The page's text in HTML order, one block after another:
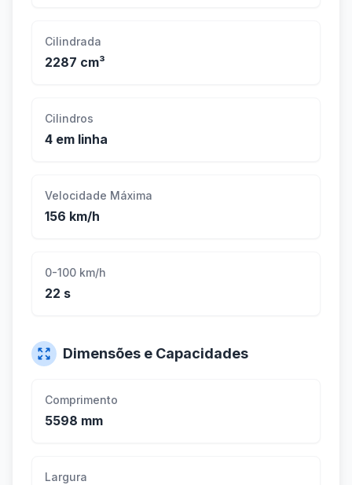
Cilindrada
2287 cm³
Cilindros
4 em linha
Velocidade Máxima
156 km/h
0-100 km/h
22 s
Dimensões e Capacidades
Comprimento
5598 mm
Largura